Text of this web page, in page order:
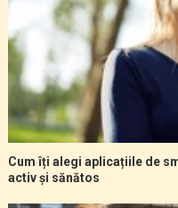
Cum îți alegi aplicațiile de
activ și sănătos